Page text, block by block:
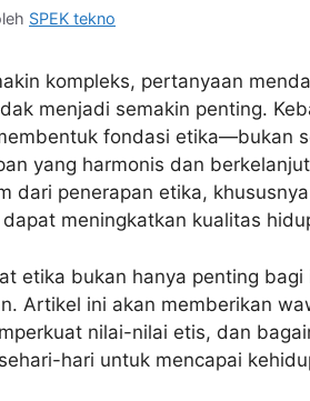
SPEK tekno
kompleks, pertanyaan
menjadi semakin penting.
fondasi etika—bukan
yang harmonis dan
dari penerapan etika,
meningkatkan kualitas
etika bukan hanya penting
Artikel ini akan memberikan
nilai-nilai etis, dan
hari untuk mencapai